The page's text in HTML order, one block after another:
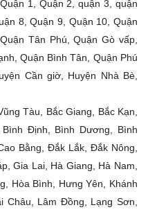
Quận 1, Quận 2, quận 3, quận
8, Quận 9, Quận 10, Quận
Tân Phú, Quận Gò vấp,
Quận Bình Tân, Quận Phú
Cần giờ, Huyện Nhà Bè,
Tàu, Bắc Giang, Bắc Kạn,
Định, Bình Dương, Bình
Bằng, Đắk Lắk, Đắk Nông,
Gia Lai, Hà Giang, Hà Nam,
Hòa Bình, Hưng Yên, Khánh
Châu, Lâm Đồng, Lạng Sơn,